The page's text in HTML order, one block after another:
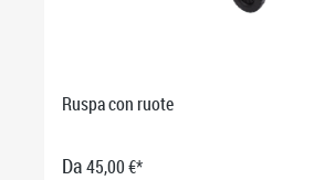
Ruspa con ruote
Da45,00 €*